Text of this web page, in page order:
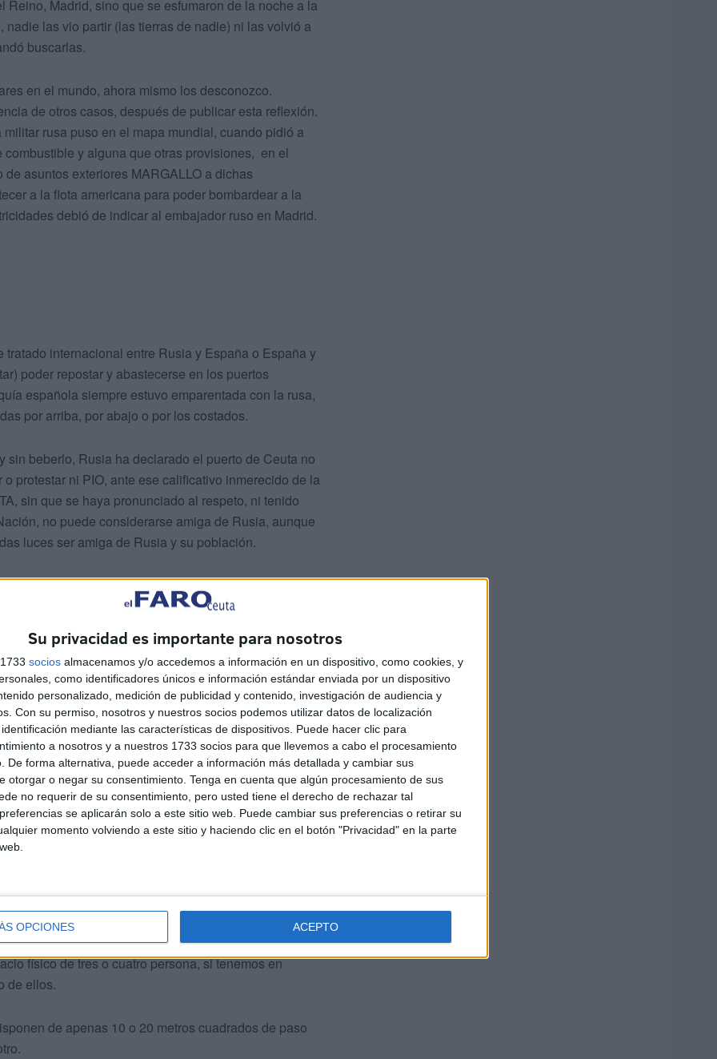
Su privacidad es importante para nosotros
socios almacenamos y/o accedemos a información en un dispositivo, como cookies, y
como identificadores únicos e información estándar enviada por un dispositivo
personalizado, medición de publicidad y contenido, investigación de audiencia y
Con su permiso, nosotros y nuestros socios podemos utilizar datos de localización
mediante las características de dispositivos. Puede hacer clic para
a nosotros y a nuestros 1733 socios para que llevemos a cabo el procesamiento
De forma alternativa, puede acceder a información más detallada y cambiar sus
otorgar o negar su consentimiento. Tenga en cuenta que algún procesamiento de sus
no requerir de su consentimiento, pero usted tiene el derecho de rechazar tal
se aplicarán solo a este sitio web. Puede cambiar sus preferencias o retirar su
momento volviendo a este sitio y haciendo clic en el botón "Privacidad" en la parte
OPCIONES ACEPTO
Madrid, sino que se esfumaron de la noche a la
las vio partir (las tierras de nadie) ni las volvió a
buscarlas.
en el mundo, ahora mismo los desconozco.
de otros casos, después de publicar esta reflexión.
rusa puso en el mapa mundial, cuando pidió a
y alguna que otras provisiones, en el
asuntos exteriores MARGALLO a dichas
a la flota americana para poder bombardear a la
debió de indicar al embajador ruso en Madrid.
internacional entre Rusia y España o España y
poder repostar y abastecerse en los puertos
española siempre estuvo emparentada con la rusa,
por arriba, por abajo o por los costados.
beberlo, Rusia ha declarado el puerto de Ceuta no
protestar ni PIO, ante ese calificativo inmerecido de la
sin que se haya pronunciado al respeto, ni tenido
no puede considerarse amiga de Rusia, aunque
luces ser amiga de Rusia y su población.
pasos fronterizos con Marruecos, sino el principal.
al Norte con el casco urbano de la ciudad, al Este
al oeste con la valla española que rodea la villa.
ni europea ni africana propiamente dicho. Atiborrada
y como en todo colectivo unos agentes honestos
y ciegos, a este grupo de funcionarios hemos de
de personas que quieren pasar o transitar de un lado a
justicia, a pie y con fardos que cada uno/a lleva
físico de tres o cuatro persona, si tenemos en
de ellos.
de apenas 10 o 20 metros cuadrados de paso